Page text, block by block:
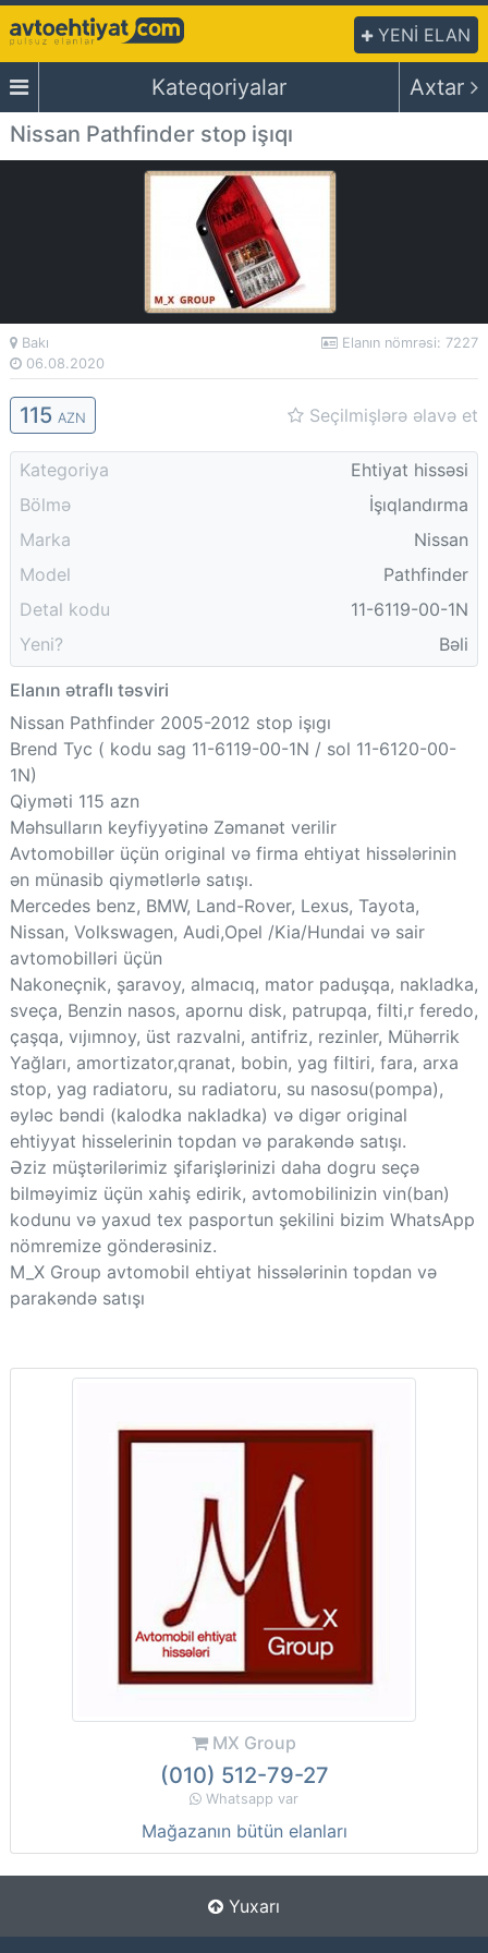
YENİ ELAN
Kateqoriyalar
Axtar
Nissan Pathfinder stop işıqı
Bakı
06.08.2020
Elanın nömrəsi: 7227
115 AZN Seçilmişlərə əlavə et
Kategoriya
Ehtiyat hissəsi
Bölmə
İşıqlandırma
Marka
Nissan
Model
Pathfinder
Detal kodu
11-6119-00-1N
Yeni?
Bəli
Elanın ətraflı təsviri
Nissan Pathfinder 2005-2012 stop işıgı
Brend Tyc ( kodu sag 11-6119-00-1N / sol 11-6120-00-
1N)
Qiyməti 115 azn
Məhsulların keyfiyyətinə Zəmanət verilir
Avtomobillər üçün original və firma ehtiyat hissələrinin
ən münasib qiymətlərlə satışı.
Mercedes benz, BMW, Land-Rover, Lexus, Tayota,
Nissan, Volkswagen, Audi,Opel /Kia/Hundai və sair
avtomobilləri üçün
Nakoneçnik, şaravoy, almacıq, mator paduşqa, nakladka,
sveça, Benzin nasos, apornu disk, patrupqa, filti,r feredo,
çaşqa, vıjımnoy, üst razvalni, antifriz, rezinler, Mühərrik
Yağları, amortizator,qranat, bobin, yag filtiri, fara, arxa
stop, yag radiatoru, su radiatoru, su nasosu(pompa),
əyləc bəndi (kalodka nakladka) və digər original
ehtiyyat hisselerinin topdan və parakəndə satışı.
Əziz müştərilərimiz şifarişlərinizi daha dogru seçə
bilməyimiz üçün xahiş edirik, avtomobilinizin vin(ban)
kodunu və yaxud tex pasportun şekilini bizim WhatsApp
nömremize gönderəsiniz.
M_X Group avtomobil ehtiyat hissələrinin topdan və
parakəndə satışı
MX Group
(010) 512-79-27
Whatsapp var
Mağazanın bütün elanları
Yuxarı